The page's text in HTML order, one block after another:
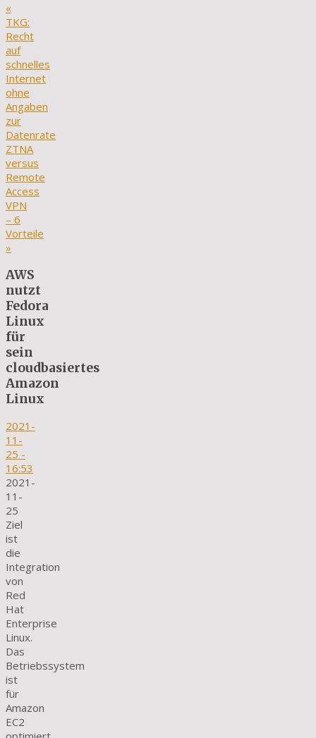
«
TKG:
Recht
auf
schnelles
Internet
ohne
Angaben
zur
Datenrate
ZTNA
versus
Remote
Access
VPN
– 6
Vorteile
»
AWS
nutzt
Fedora
Linux
für
sein
cloudbasiertes
Amazon
Linux
2021-
11-
25 -
16:53
2021-
11-
25
Ziel
ist
die
Integration
von
Red
Hat
Enterprise
Linux.
Das
Betriebssystem
ist
für
Amazon
EC2